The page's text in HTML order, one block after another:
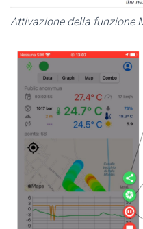
Attivazione della funzione